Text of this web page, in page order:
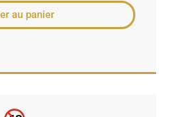
au panier